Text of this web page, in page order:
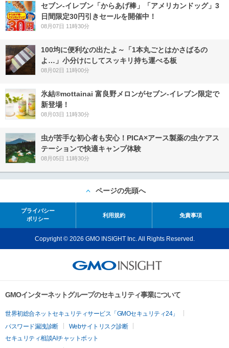
セブン‐イレブン「からあげ棒」「アメリカンドッグ」3
日間限定30円引きセールを開催中！
08月07日 11時30分
100均に便利なの出たよ～「1本丸ごとはかさばるの
よ…」小分けにしてスッキリ持ち運べる板
08月02日 11時00分
氷結®mottainai 富良野メロンがセブン‐イレブン限定で
新登場！
08月03日 11時30分
虫が苦手な初心者も安心！PICA×アース製薬の虫ケアス
テーションで快適キャンプ体験
08月05日 11時30分
ページの先頭へ
プライバシー
ポリシー
利用規約 免責事項
Copyright © 2026 GMO INSIGHT Inc. All Rights Reserved.
GMOインターネットグループのセキュリティ事業について
世界初総合ネットセキュリティサービス「GMOセキュリティ24」
パスワード漏洩診断
Webサイトリスク診断
セキュリティ相談AIチャットボット